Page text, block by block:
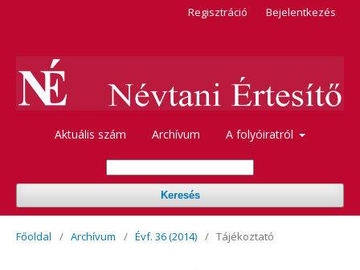
Aktuális szám Archívum A folyóiratról
Keresés
Regisztráció Bejelentkezés
Főoldal / Archívum / Évf. 36 (2014) / Tájékoztató